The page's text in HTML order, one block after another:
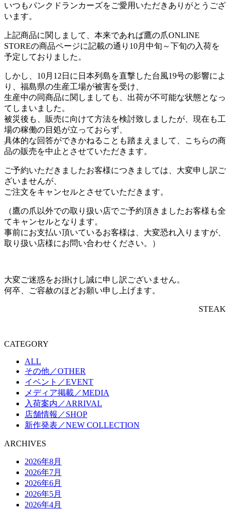
いつもパンクドランカーズをご愛用いただきありがとうござ
います。
上記商品に関しまして、本来であれば鷹の爪ONLINE
STOREの商品ページに記載の通り10月中旬～下旬の入荷を
予定しておりました。
しかし、10月12日に日本列島を直撃した台風19号の影響によ
り、福島県の生産工場が被害を受け、
生産中の同商品に関しましても、出荷が不可能な状態となっ
てしまいました。
被災後も、販売に向けて方法を検討致しましたが、現在も工
場の稼働の目処が立っておらず、
具体的な回答ができかねることも踏まえまして、こちらの商
品の販売を中止とさせていただきます。
ご予約いただきましたお客様につきましては、大変申し訳ご
ざいませんが、
ご注文をキャンセルとさせていただきます。
（鷹の爪以外での取り扱い店でご予約頂きましたお客様も全
てキャンセルとなります。
事前にお支払い頂いているお客様は、大変恐れ入りますが、
取り扱い店様にお問い合わせください。）
大変ご迷惑をお掛けし誠に申し訳ございません。
何卒、ご容赦のほどお願い申し上げます。
STEAK
CATEGORY
ALL
その他／OTHER
イベント／EVENT
メディア掲載／MEDIA
入荷案内／ARRIVAL
店舗情報／SHOP
新作発表／NEW COLLECTION
ARCHIVES
2026年8月
2026年7月
2026年6月
2026年5月
2026年4月